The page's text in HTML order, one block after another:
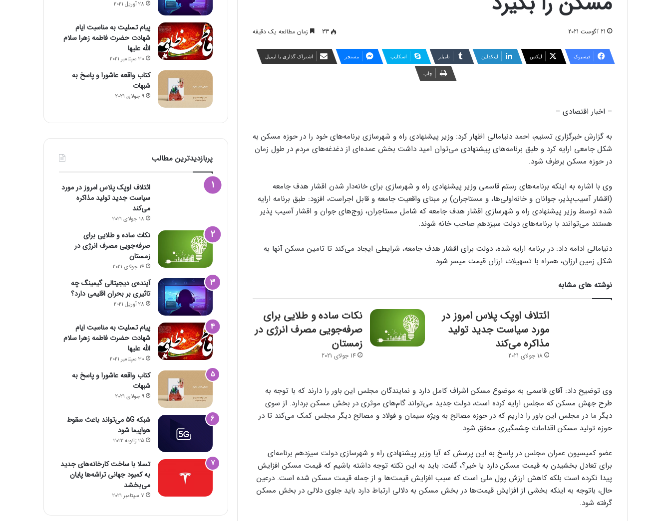
21 آگوست 2021 33 زمان مطالعه یک دقیقه
فیسبوک ایکس لینکداین تامبلر اسکایپ مسنجر اشتراک گذاری با ایمیل
چاپ
– اخبار اقتصادی –
به گزارش خبرگزاری تسنیم، احمد دنیامالی اظهار کرد: وزیر پیشنهادی راه و شهرسازی برنامه‌های خود را در حوزه مسکن به
شکل جامعی ارایه کرد و طبق برنامه‌های پیشنهادی می‌توان امید داشت بخش عمده‌ای از دغدغه‌های مردم در طول زمان
در حوزه مسکن برطرف شود.
وی با اشاره به اینکه برنامه‌های رستم قاسمی وزیر پیشنهادی راه و شهرسازی برای خانه‌دار شدن اقشار هدف جامعه
(اقشار آسیب‌‌‌پذیر، جوانان و خانه‌اولی‌ها، و مستاجران) بر مبنای واقعیت جامعه و قابل اجراست، افزود: طبق برنامه ارایه
شده توسط وزیر پیشنهادی راه و شهرسازی اقشار هدف جامعه که شامل مستاجران، زوج‌های جوان و اقشار آسیب‌ پذیر
هستند می‌توانند با برنامه‌های دولت سیزدهم صاحب خانه شوند.
دنیامالی ادامه داد: در برنامه ارایه شده، دولت برای اقشار هدف جامعه، شرایطی ایجاد می‌کند تا تامین مسکن آنها به
شکل زمین ارزان، همراه با تسهیلات ارزان قیمت میسر شود.
نوشته های مشابه
ائتلاف اوپک پلاس امروز در
مورد سیاست جدید تولید
مذاکره می‌کند
18 جولای 2021
نکات ساده و طلایی برای
صرفه‌جویی مصرف انرژی در
زمستان
14 جولای 2021
وی توضیح داد: آقای قاسمی به موضوع مسکن اشراف کامل دارد و نمایندگان مجلس این باور را دارند که با توجه به
طرح جهش مسکن که مجلس ارایه کرده است، دولت جدید می‌تواند گام‌های موثری در بخش مسکن بردارد. از سوی
دیگر ما در مجلس این باور را داریم که در حوزه مصالح به ویژه سیمان و فولاد و مصالح دیگر مجلس کمک می‌کند تا در
حوزه تولید مسکن اقدامات چشمگیری محقق شود.
عضو کمیسیون عمران مجلس در پاسخ به این پرسش که آیا وزیر پیشنهادی راه و شهرسازی دولت سیزدهم برنامه‌ای
برای تعادل بخشیدن به قیمت مسکن دارد یا خیر؟، گفت: باید به این نکته توجه داشته باشیم که قیمت مسکن افزایش
پیدا نکرده است بلکه کاهش ارزش پول ملی است که سبب افزایش قیمت‌ها و از جمله قیمت مسکن شده است. درعین
حال، باتوجه به اینکه بخشی از افزایش قیمت‌ها در بخش مسکن به دلالی ارتباط دارد باید جلوی دلالی در بخش مسکن
گرفته شود.
28 آوریل 2021
پیام تسلیت به مناسبت ایام
شهادت حضرت فاطمه زهرا سلام
الله علیها
30 سپتامبر 2021
کتاب واقعه عاشورا و پاسخ به
شبهات
9 جولای 2021
پربازدیدترین مطالب
ائتلاف اوپک پلاس امروز در مورد
سیاست جدید تولید مذاکره
می‌کند
18 جولای 2021
نکات ساده و طلایی برای
صرفه‌جویی مصرف انرژی در
زمستان
14 جولای 2021
آینده‌ی دیجیتالی گیمینگ چه
تاثیری بر بحران اقلیمی دارد؟
28 آوریل 2021
پیام تسلیت به مناسبت ایام
شهادت حضرت فاطمه زهرا سلام
الله علیها
30 سپتامبر 2021
کتاب واقعه عاشورا و پاسخ به
شبهات
9 جولای 2021
شبکه 5G می‌تواند باعث سقوط
هواپیما شود
25 ژانویه 2022
تسلا با ساخت کارخانه‌های جدید
به کمبود جهانی تراشه‌ها پایان
می‌بخشد
7 سپتامبر 2021